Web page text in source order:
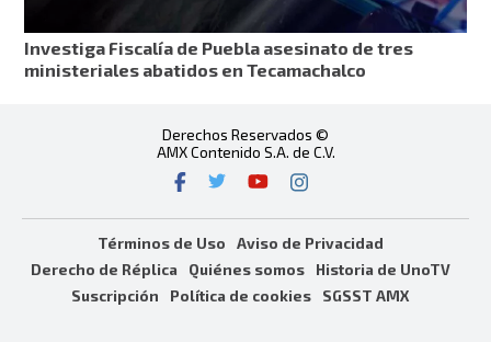
Investiga Fiscalía de Puebla asesinato de tres
ministeriales abatidos en Tecamachalco
Derechos Reservados ©
AMX Contenido S.A. de C.V.
Términos de Uso
Aviso de Privacidad
Derecho de Réplica
Quiénes somos
Historia de UnoTV
Suscripción
Política de cookies SGSST AMX